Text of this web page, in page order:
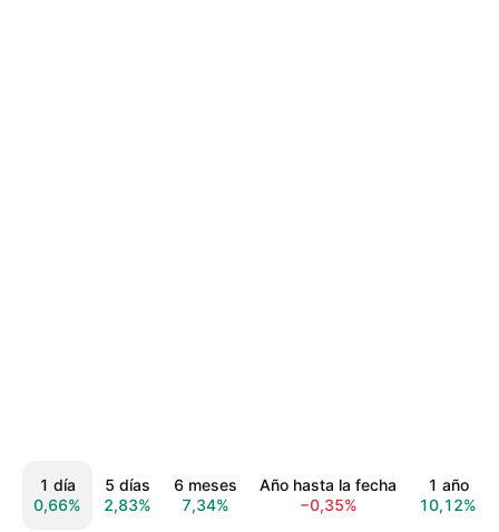
1 día
0,66%
5 días
2,83%
6 meses
7,34%
Año hasta la fecha
−0,35%
1 año
10,12%